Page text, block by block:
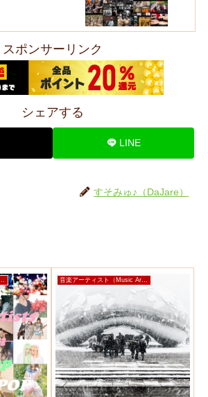
スポンサーリンク
シェアする
LINE
すそみゅ♪（DaJare）